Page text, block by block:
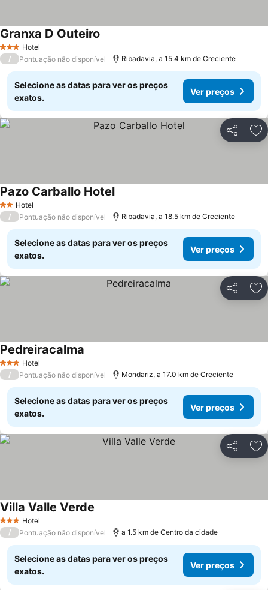
3 EstrelasHotel
Granxa D Outeiro
/ Pontuação não disponível Ribadavia, a 15.4 km de Creciente
Selecione as datas para ver os preços
exatos.
Ver preços
Partilhar
2 Estrelas
Hotel
Pazo Carballo Hotel
/ Pontuação não disponível Ribadavia, a 18.5 km de Creciente
Selecione as datas para ver os preços
exatos.
Ver preços
Partilhar
3 EstrelasHotel
Pedreiracalma
/ Pontuação não disponível Mondariz, a 17.0 km de Creciente
Selecione as datas para ver os preços
exatos.
Ver preços
Partilhar
3 EstrelasHotel
Villa Valle Verde
/ Pontuação não disponível a 1.5 km de Centro da cidade
Selecione as datas para ver os preços
exatos.
Ver preços